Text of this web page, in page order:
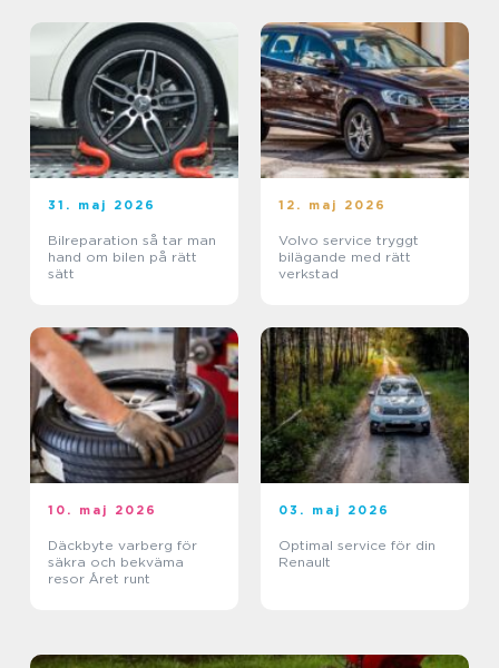
31. maj 2026
Bilreparation så tar man
hand om bilen på rätt
sätt
12. maj 2026
Volvo service tryggt
bilägande med rätt
verkstad
10. maj 2026
Däckbyte varberg för
säkra och bekväma
resor Året runt
03. maj 2026
Optimal service för din
Renault